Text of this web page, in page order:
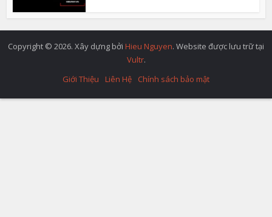
Copyright © 2026. Xây dựng bởi Hieu Nguyen. Website được lưu trữ tại
Vultr.
Giới Thiệu
Liên Hệ Chính sách bảo mật